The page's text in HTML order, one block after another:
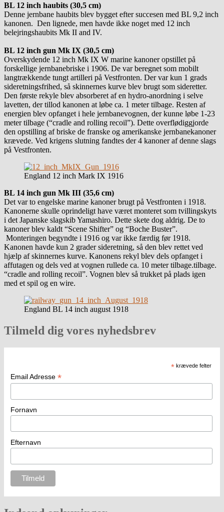
BL 12 inch haubits (30,5 cm)
Denne jernbane haubits blev bygget efter succesen med BL 9,2 inch
kanonen. Den lignede, men havde ikke noget med 12 inch
belejringshaubits Mk II and IV.
BL 12 inch gun Mk IX (30,5 cm)
Overskydende 12 inch Mk IX W marine kanoner opstillet på
forskellige jernbanebriske i 1906. De var beregnet som mobilt
langtrækkende tungt artilleri på Vestfronten. Der var kun 1 grads
sideretningsfrihed, så skinnernes kurve blev brugt som sideretter.
Den første rekyle blev absorberet af en hydro-anordning i selve
lavetten, der tillod kanonen at løbe ca. 1 meter tilbage. Resten af
energien blev opfanget i hele jernbanevognen, der kunne løbe 1-23
meter tilbage (“cradle and rolling recoil”). Dette overflødiggjorde
den opstilling af briske de franske og amerikanske jernbanekanoner
krævede. Ved krigens slutning fandtes der 4 kanoner af denne slags
på Vestfronten.
England 12 inch Mark IX 1916
BL 14 inch gun Mk III (35,6 cm)
Det var to engelske marine kanoner brugt på Vestfronten i 1918.
Kanonerne skulle oprindeligt have været monteret som tvillingskyts
i det Japanske slagskib Yamashiro. Dette skete dog aldrig. De to
kanoner blev kaldt “Scene Shifter” og “Boche Buster”.
Monteringen begyndte i 1916 og var ikke færdig før 1918.
Kanonen havde kun 2 grader sideretning, så den blev rettet ved
hjælp af skinnernes kurve. Kanonens rekyl blev dels opfanget i
affutagen og dels ved at vognen rullede ca. 10 meter tilbage.tilbage.
“cradle and rolling recoil”. Vognen blev så trukket på plads igen
med et spil og en wire.
England BL 14 inch august 1918
Tilmeld dig vores nyhedsbrev
* krævede felter
Email Adresse *
Fornavn
Efternavn